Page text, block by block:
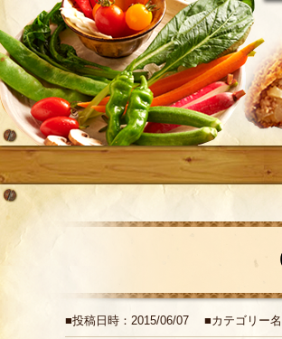
■投稿日時：2015/06/07 ■カテゴリー